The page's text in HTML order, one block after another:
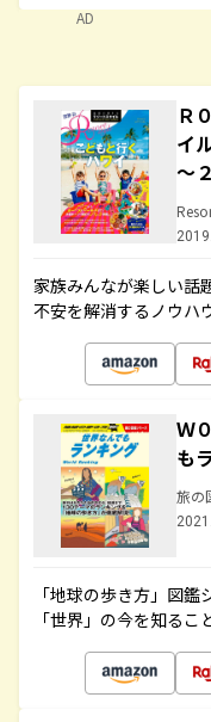
AD
Ｒ
イ
～
家族みんなが楽しい話
不安を解消するノウハ
Ｗ
も
旅の
「地球の歩き方」図
「世界」の今を知るこ